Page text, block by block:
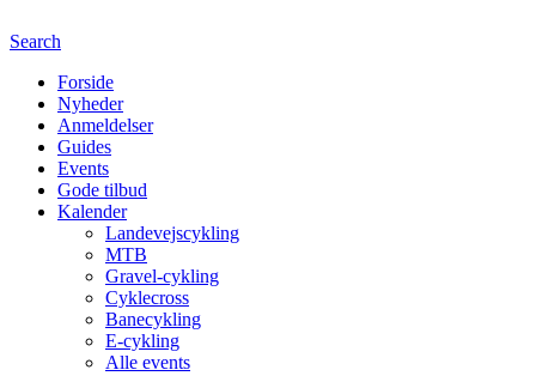
Search
Forside
Nyheder
Anmeldelser
Guides
Events
Gode tilbud
Kalender
Landevejscykling
MTB
Gravel-cykling
Cyklecross
Banecykling
E-cykling
Alle events